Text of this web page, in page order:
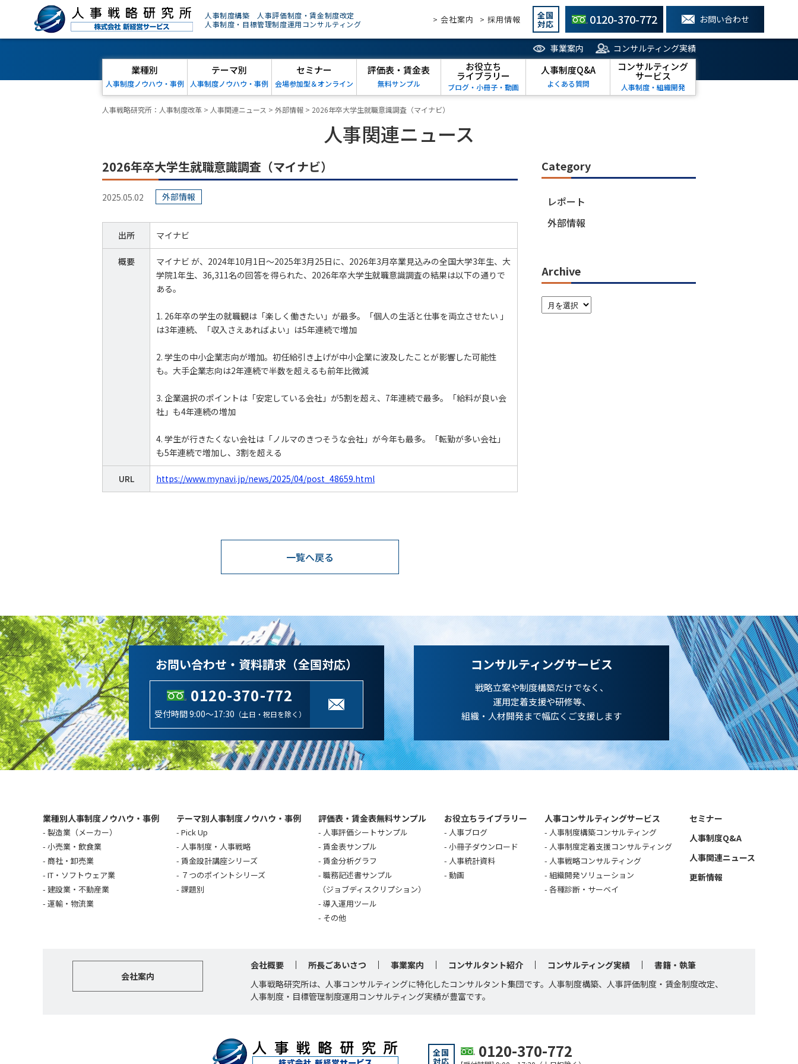
人事制度構築 人事評価制度・賃金制度改定
人事制度・目標管理制度運用コンサルティング
> 会社案内 > 採用情報 全国
対応 0120-370-772 お問い合わせ
事業案内 コンサルティング実績
業種別
人事制度ノウハウ・事例
テーマ別
人事制度ノウハウ・事例
セミナー
会場参加型＆オンライン
評価表・賃金表
無料サンプル
お役立ち
ライブラリー
ブログ・小冊子・動画
人事制度Q&A
よくある質問
コンサルティング
サービス
人事制度・組織開発
人事戦略研究所：人事制度改革 > 人事関連ニュース > 外部情報 > 2026年卒大学生就職意識調査（マイナビ）
人事関連ニュース
2026年卒大学生就職意識調査（マイナビ）
2025.05.02 外部情報
出所 マイナビ
概要
マイナビ が、2024年10月1日～2025年3月25日に、2026年3月卒業見込みの全国大学3年生、大
学院1年生、36,311名の回答を得られた、2026年卒大学生就職意識調査の結果は以下の通りで
ある。
1. 26年卒の学生の就職観は「楽しく働きたい」が最多。「個人の生活と仕事を両立させたい 」
は3年連続、「収入さえあればよい」は5年連続で増加
2. 学生の中小企業志向が増加。初任給引き上げが中小企業に波及したことが影響した可能性
も。大手企業志向は2年連続で半数を超えるも前年比微減
3. 企業選択のポイントは「安定している会社」が5割を超え、7年連続で最多。「給料が良い会
社」も4年連続の増加
4. 学生が行きたくない会社は「ノルマのきつそうな会社」が今年も最多。「転勤が多い会社」
も5年連続で増加し、3割を超える
URL https://www.mynavi.jp/news/2025/04/post_48659.html
一覧へ戻る
Category
レポート
外部情報
Archive
お問い合わせ・資料請求（全国対応）
0120-370-772
受付時間 9:00～17:30 （土日・祝日を除く）
コンサルティングサービス
戦略立案や制度構築だけでなく、
運用定着支援や研修等、
組織・人材開発まで幅広くご支援します
業種別人事制度ノウハウ・事例
製造業（メーカー）
小売業・飲食業
商社・卸売業
IT・ソフトウェア業
建設業・不動産業
運輸・物流業
テーマ別人事制度ノウハウ・事例
Pick Up
人事制度・人事戦略
賃金設計講座シリーズ
７つのポイントシリーズ
課題別
評価表・賃金表無料サンプル
人事評価シートサンプル
賃金表サンプル
賃金分析グラフ
職務記述書サンプル
（ジョブディスクリプション）
導入運用ツール
その他
お役立ちライブラリー
人事ブログ
小冊子ダウンロード
人事統計資料
動画
人事コンサルティングサービス
人事制度構築コンサルティング
人事制度定着支援コンサルティング
人事戦略コンサルティング
組織開発ソリューション
各種診断・サーベイ
セミナー
人事制度Q&A
人事関連ニュース
更新情報
会社案内
会社概要 所長ごあいさつ 事業案内 コンサルタント紹介 コンサルティング実績
書籍・執筆
人事戦略研究所は、人事コンサルティングに特化したコンサルタント集団です。人事制度構築、人事評価制度・賃金制度改定、
人事制度・目標管理制度運用コンサルティング実績が豊富です。
全国
対応
0120-370-772